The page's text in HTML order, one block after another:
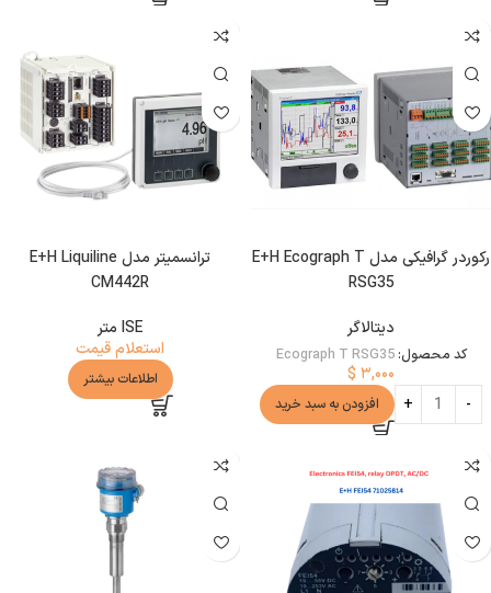
رکوردر گرافیکی مدل E+H Ecograph T
RSG35
دیتالاگر
کد محصول:Ecograph T RSG35
$ ۳,۰۰۰
افزودن به سبد خرید
ترانسمیتر مدل E+H Liquiline
CM442R
ISE متر
استعلام قیمت
اطلاعات بیشتر